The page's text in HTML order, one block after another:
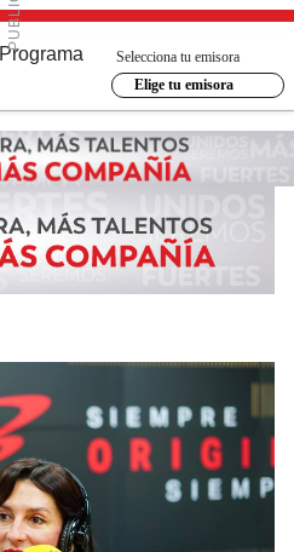
Programa
Selecciona tu emisora
Elige tu emisora